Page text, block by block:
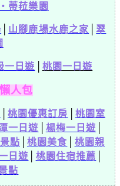
蒂菈樂園
山腳鹿場水鹿之家 │翠
一日遊 桃園一日遊
人包
桃園優惠訂房
桃園室
一日遊 楊梅一日遊
點 桃園美食
桃園親
日遊 桃園住宿推薦
點